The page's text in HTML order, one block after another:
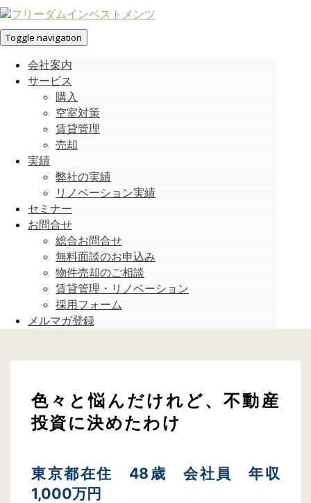
Toggle navigation
会社案内
サービス
購入
空室対策
賃貸管理
売却
実績
弊社の実績
リノベーション実績
セミナー
お問合せ
総合お問合せ
無料面談のお申込み
物件売却のご相談
賃貸管理・リノベーション
採用フォーム
メルマガ登録
色々と悩んだけれど、不動産
投資に決めたわけ
東京都在住 48歳 会社員 年収
1,000万円